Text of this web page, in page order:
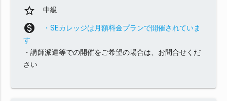
star_border 中級
monetization_on
・SEカレッジは月額料金プランで開催されていま
す
・講師派遣等での開催をご希望の場合は、お問合せくだ
さい